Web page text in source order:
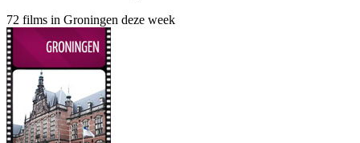
72 films in Groningen deze week